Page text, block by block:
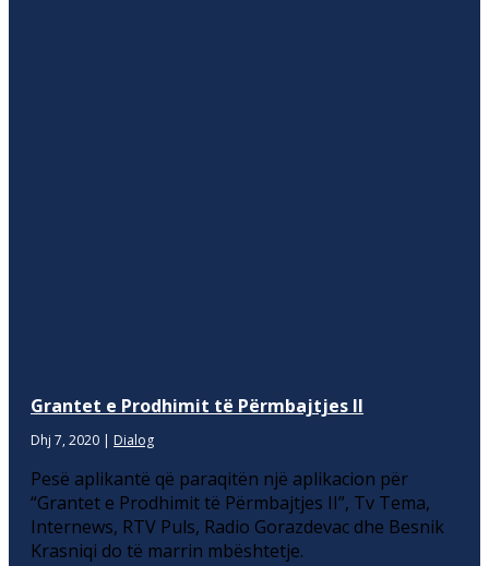
Grantet e Prodhimit të Përmbajtjes II
Dhj 7, 2020 | Dialog
Pesë aplikantë që paraqitën një aplikacion për
“Grantet e Prodhimit të Përmbajtjes II”, Tv Tema,
Internews, RTV Puls, Radio Gorazdevac dhe Besnik
Krasniqi do të marrin mbështetje.